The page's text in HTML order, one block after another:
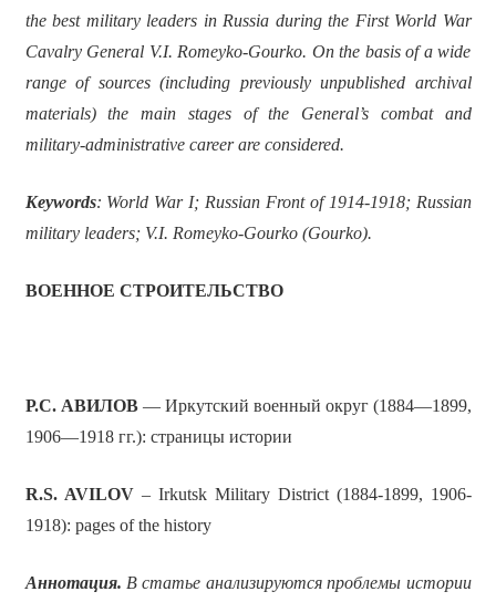
the best military leaders in Russia during the First World War
Cavalry General V.I. Romeyko-Gourko. On the basis of a wide
range of sources (including previously unpublished archival
materials) the main stages of the General’s combat and
military-administrative career are considered.
Keywords: World War I; Russian Front of 1914-1918; Russian
military leaders; V.I. Romeyko-Gourko (Gourko).
ВОЕННОЕ СТРОИТЕЛЬСТВО
Р.С. АВИЛОВ— Иркутский военный округ (1884—1899,
1906—1918 гг.): страницы истории
R.S. AVILOV– Irkutsk Military District (1884-1899, 1906-
1918): pages of the history
Аннотация. В статье анализируются проблемы истории